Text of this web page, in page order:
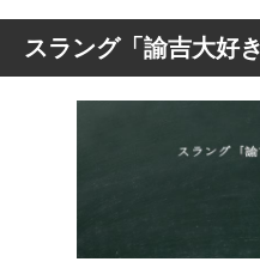
スラング「諭吉大
スラング「諭吉大好